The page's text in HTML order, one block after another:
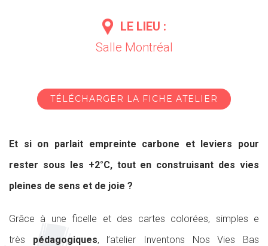
LE LIEU :
Salle Montréal
TÉLÉCHARGER LA FICHE ATELIER
Et si on parlait empreinte carbone et leviers pour
rester sous les +2°C, tout en construisant des vies
pleines de sens et de joie ?
Grâce à une ficelle et des cartes colorées, simples e
très pédagogiques, l’atelier Inventons Nos Vies Bas